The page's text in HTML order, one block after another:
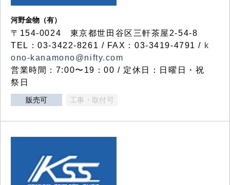
河野金物（有）
〒154-0024 東京都世田谷区三軒茶屋2-54-8
TEL：03-3422-8261 / FAX：03-3419-4791 / k
ono-kanamono@nifty.com
営業時間：7:00〜19：00 / 定休日：日曜日・祝
祭日
販売可 工事・取付可